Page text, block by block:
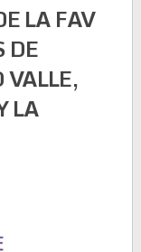
LA FAV
DE
LA